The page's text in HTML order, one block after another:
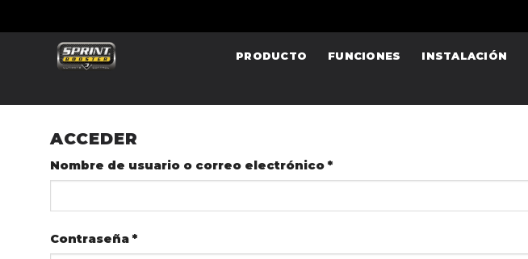
al
contenido
PRODUCTO FUNCIONES INSTALACIÓN
ACCEDER
Nombre de usuario o correo electrónico*
Contraseña*